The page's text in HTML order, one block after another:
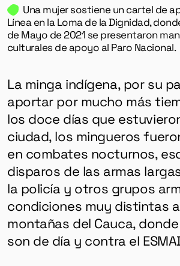
Una mujer sostiene un cartel de
Línea en la Loma de la Dignidad,
de Mayo de 2021 se presentaron
culturales de apoyo al Paro Nacional.
La minga indígena, por su
aportar por mucho más
los doce días que
ciudad, los mingueros
en combates nocturnos,
disparos de las armas
la policía y otros grupos
condiciones muy distintas
montañas del Cauca,
son de día y contra el